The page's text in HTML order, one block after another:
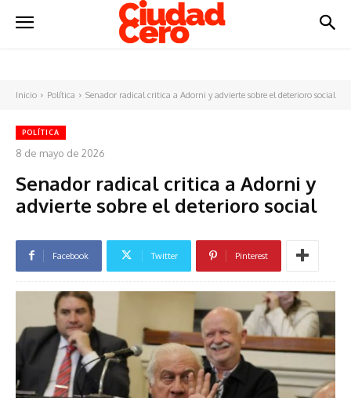
Inicio Política Senador radical critica a Adorni y advierte sobre el deterioro social
POLÍTICA
8 de mayo de 2026
Senador radical critica a Adorni y
advierte sobre el deterioro social
Facebook Twitter Pinterest